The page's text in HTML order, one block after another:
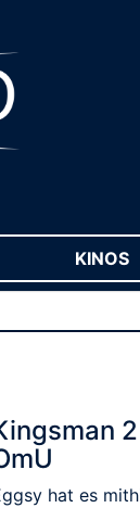
KINOS
hat es